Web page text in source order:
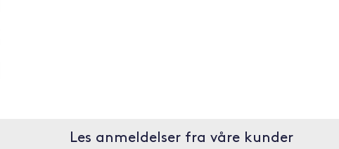
Les anmeldelser fra våre kunder